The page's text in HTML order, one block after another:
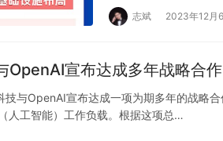
志斌 2023年12月
OpenAI宣布达成多年战略合作
技与OpenAI宣布达成一项为期多年的战略
人工智能）工作负载。根据这项总…